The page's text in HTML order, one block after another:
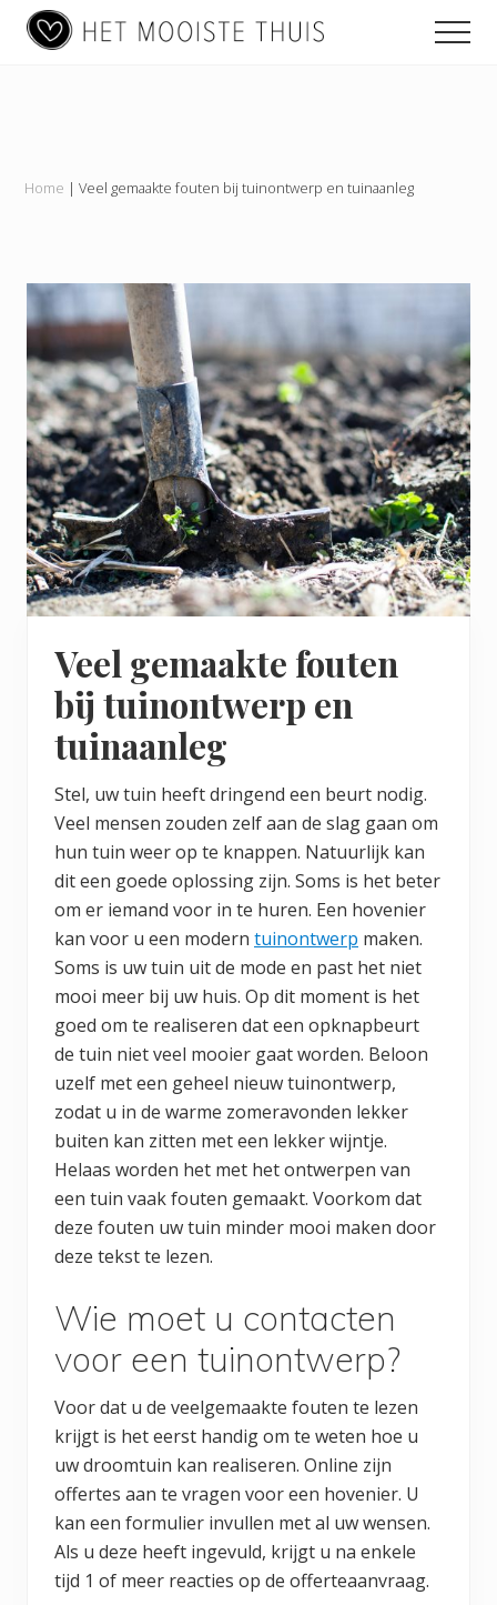
Menu
Skip
Skip
Skip
Main
navigation
Home |Veel gemaakte fouten bij tuinontwerp en tuinaanleg
Veel gemaakte fouten
bij tuinontwerp en
tuinaanleg
Stel, uw tuin heeft dringend een beurt nodig.
Veel mensen zouden zelf aan de slag gaan om
hun tuin weer op te knappen. Natuurlijk kan
dit een goede oplossing zijn. Soms is het beter
om er iemand voor in te huren. Een hovenier
kan voor u een modern tuinontwerp maken.
Soms is uw tuin uit de mode en past het niet
mooi meer bij uw huis. Op dit moment is het
goed om te realiseren dat een opknapbeurt
de tuin niet veel mooier gaat worden. Beloon
uzelf met een geheel nieuw tuinontwerp,
zodat u in de warme zomeravonden lekker
buiten kan zitten met een lekker wijntje.
Helaas worden het met het ontwerpen van
een tuin vaak fouten gemaakt. Voorkom dat
deze fouten uw tuin minder mooi maken door
deze tekst te lezen.
Wie moet u contacten
voor een tuinontwerp?
Voor dat u de veelgemaakte fouten te lezen
krijgt is het eerst handig om te weten hoe u
uw droomtuin kan realiseren. Online zijn
offertes aan te vragen voor een hovenier. U
kan een formulier invullen met al uw wensen.
Als u deze heeft ingevuld, krijgt u na enkele
tijd 1 of meer reacties op de offerteaanvraag.